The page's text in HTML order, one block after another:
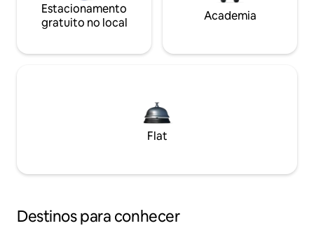
Estacionamento
gratuito no local
Academia
Flat
Destinos para conhecer